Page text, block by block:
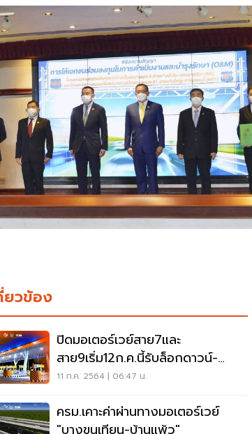
ยวข้อง
ปิดมอเตอร์เวย์สาย7และ
สาย9เริ่ม12ก.ค.นี้รับล็อกดาวน์-
เคอร์ฟิว
11 ก.ค. 2564 | 06:47 น.
ครม.เคาะค่าผ่านทางมอเตอร์เวย์
"บางขุนเทียน-บ้านแพ้ว"